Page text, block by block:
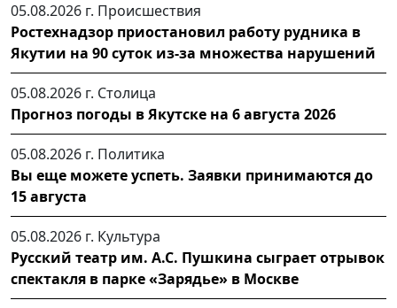
05.08.2026 г. Происшествия
Ростехнадзор приостановил работу рудника в
Якутии на 90 суток из-за множества нарушений
05.08.2026 г. Столица
Прогноз погоды в Якутске на 6 августа 2026
05.08.2026 г. Политика
Вы еще можете успеть. Заявки принимаются до
15 августа
05.08.2026 г. Культура
Русский театр им. А.С. Пушкина сыграет отрывок
спектакля в парке «Зарядье» в Москве